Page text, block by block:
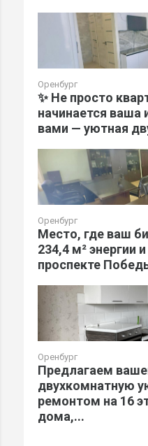
Оренбург
✨ Не просто
начинается ваша
вами — уютная
Оренбург
Место, где ваш
234,4 м² энергии
проспекте
Оренбург
Предлагаем
двухкомнатную
ремонтом на 16
дома,...